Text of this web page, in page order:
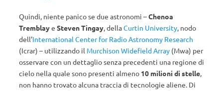
Quindi, niente panico se due astronomi –Chenoa
Tremblaye Steven Tingay, dellaCurtin University, nodo
dell’International Center for Radio Astronomy Research
(Icrar) – utilizzando il Murchison Widefield Array (Mwa) per
osservare con un dettaglio senza precedenti una regione di
cielo nella quale sono presenti almeno 10 milioni di stelle,
non hanno trovato alcuna traccia di tecnologie aliene. Di